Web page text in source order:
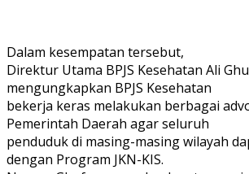
Dalam kesempatan tersebut,
Direktur Utama BPJS Kesehatan Ali
mengungkapkan BPJS Kesehatan
bekerja keras melakukan berbagai
Pemerintah Daerah agar seluruh
penduduk di masing-masing wilayah
dengan Program JKN-KIS.